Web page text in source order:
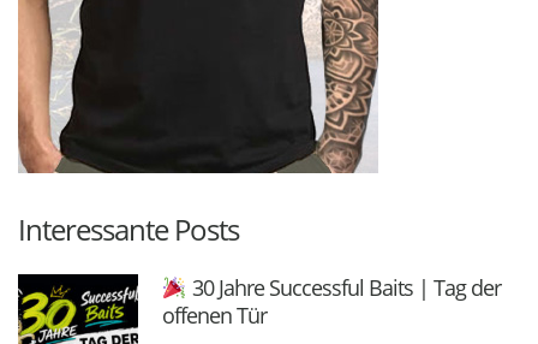
Interessante Posts
30 Jahre Successful Baits | Tag der
offenen Tür